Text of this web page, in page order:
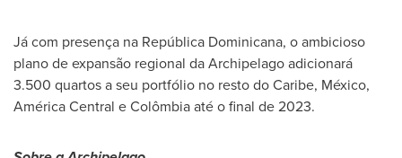
Já com presença na República Dominicana, o ambicioso
plano de expansão regional da Archipelago adicionará
3.500 quartos a seu portfólio no resto do Caribe, México,
América Central e Colômbia até o final de 2023.